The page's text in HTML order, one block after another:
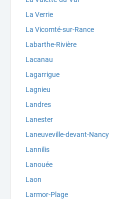
La Verrie
La Vicomté-sur-Rance
Labarthe-Rivière
Lacanau
Lagarrigue
Lagnieu
Landres
Lanester
Laneuveville-devant-Nancy
Lannilis
Lanouée
Laon
Larmor-Plage